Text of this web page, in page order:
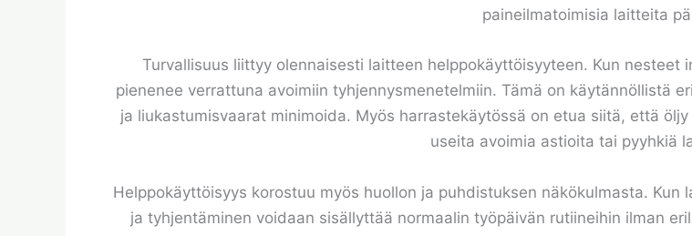
paineilmatoimisia laitteita
Turvallisuus liittyy olennaisesti laitteen helppokäyttöisyyteen. Kun
pienenee verrattuna avoimiin tyhjennysmenetelmiin. Tämä on käytännöllistä
ja liukastumisvaarat minimoida. Myös harrastekäytössä on etua siitä, että
useita avoimia astioita tai pyyhkiä
Helppokäyttöisyys korostuu myös huollon ja puhdistuksen näkökulmasta.
ja tyhjentäminen voidaan sisällyttää normaalin työpäivän rutiineihin ilman